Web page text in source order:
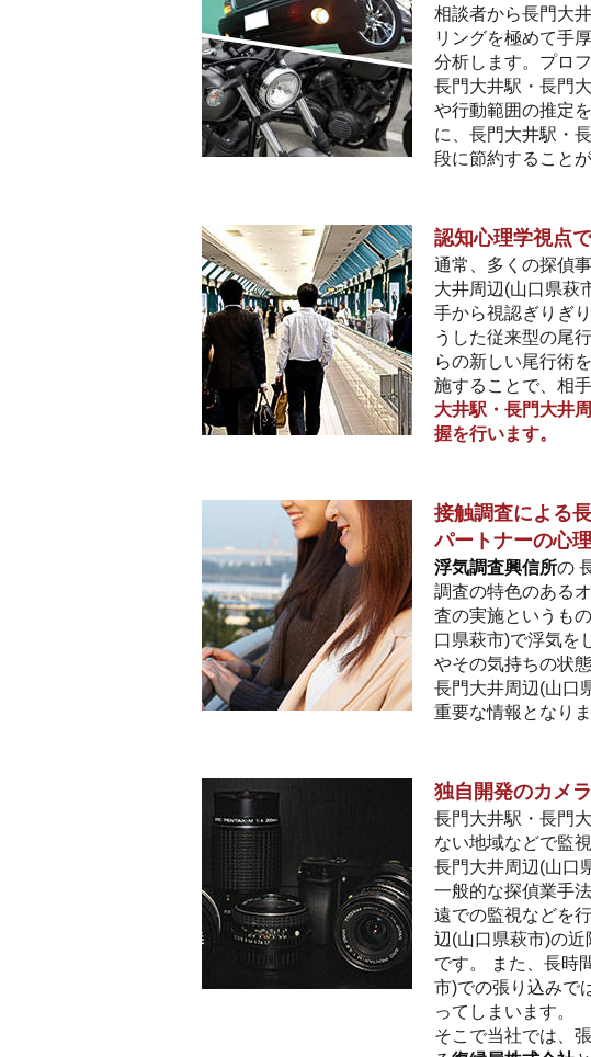
相談者から長門大
リングを極めて手
分析します。プロ
長門大井駅・長門
や行動範囲の推定
に、長門大井駅・
段に節約することが
認知心理学視点
通常、多くの探偵
大井周辺(山口県萩
手から視認ぎりぎ
うした従来型の尾
らの新しい尾行術
施することで、相
大井駅・長門大井
握を行います。
接触調査による
パートナーの心
浮気調査興信所の
調査の特色のある
査の実施というも
口県萩市)で浮気を
やその気持ちの状
長門大井周辺(山口
重要な情報となりま
独自開発のカメ
長門大井駅・長門
ない地域などで監
長門大井周辺(山口
一般的な探偵業手
遠での監視などを
辺(山口県萩市)の
です。 また、長時
市)での張り込みで
ってしまいます。
そこで当社では、